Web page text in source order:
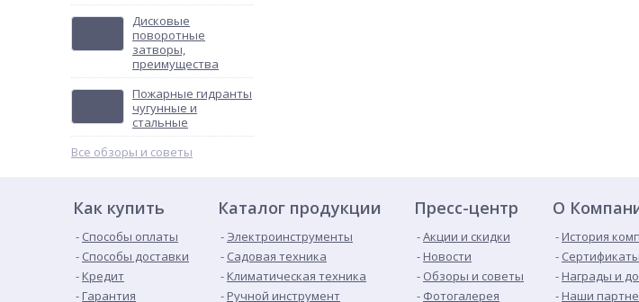
Дисковые
поворотные
затворы,
преимущества
Пожарные гидранты
чугунные и
стальные
Все обзоры и советы
Как купить
Способы оплаты
Способы доставки
Кредит
Гарантия
Каталог продукции
Электроинструменты
Садовая техника
Климатическая техника
Ручной инструмент
Пресс-центр
Акции и скидки
Новости
Обзоры и советы
Фотогалерея
О
История
Сертификаты
Награды и
Наши